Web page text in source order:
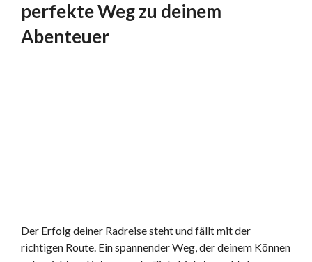
perfekte Weg zu deinem
Abenteuer
Der Erfolg deiner Radreise steht und fällt mit der
richtigen Route. Ein spannender Weg, der deinem Können